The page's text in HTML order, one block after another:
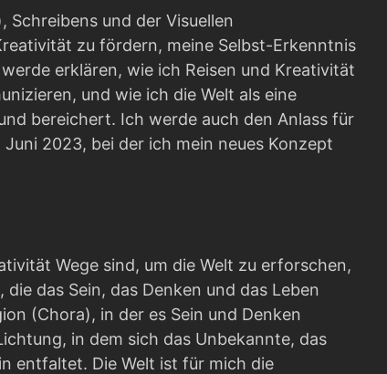
und der Visuellen
zu fördern, meine Selbst-Erkenntnis
erklären, wie ich Reisen und Kreativität
und wie ich die Welt als eine
bereichert. Ich werde auch den Anlass für
2023, bei der ich mein neues Konzept
Wege sind, um die Welt zu erforschen,
das Sein, das Denken und das Leben
(Chora), in der es Sein und Denken
in dem sich das Unbekannte, das
entfaltet. Die Welt ist für mich die